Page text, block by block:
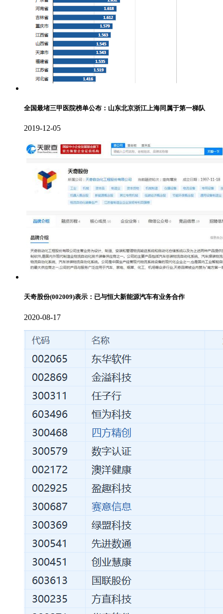
全国最堵三甲医院榜单公布：山东北京浙江上海同属于第一梯队
2019-12-05
天奇股份(002009)表示：已与恒大新能源汽车有业务合作
2020-08-17